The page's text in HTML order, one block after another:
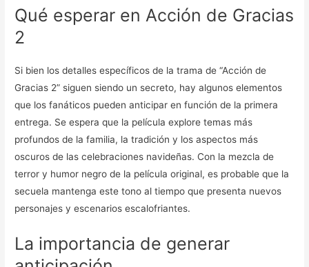
Qué esperar en Acción de Gracias
2
Si bien los detalles específicos de la trama de “Acción de
Gracias 2” siguen siendo un secreto, hay algunos elementos
que los fanáticos pueden anticipar en función de la primera
entrega. Se espera que la película explore temas más
profundos de la familia, la tradición y los aspectos más
oscuros de las celebraciones navideñas. Con la mezcla de
terror y humor negro de la película original, es probable que la
secuela mantenga este tono al tiempo que presenta nuevos
personajes y escenarios escalofriantes.
La importancia de generar